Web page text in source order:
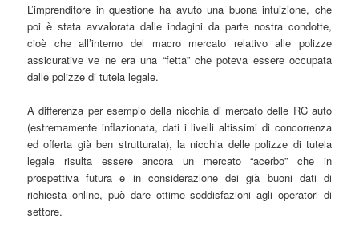
L’imprenditore in questione ha avuto una buona intuizione, che
poi è stata avvalorata dalle indagini da parte nostra condotte,
cioè che all’interno del macro mercato relativo alle polizze
assicurative ve ne era una “fetta” che poteva essere occupata
dalle polizze di tutela legale.
A differenza per esempio della nicchia di mercato delle RC auto
(estremamente inflazionata, dati i livelli altissimi di concorrenza
ed offerta già ben strutturata), la nicchia delle polizze di tutela
legale risulta essere ancora un mercato “acerbo” che in
prospettiva futura e in considerazione dei già buoni dati di
richiesta online, può dare ottime soddisfazioni agli operatori di
settore.